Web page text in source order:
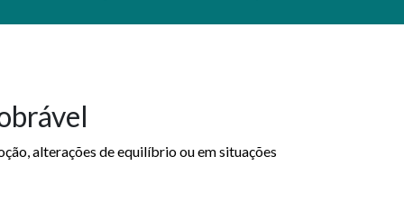
alterações de equilíbrio ou em situações